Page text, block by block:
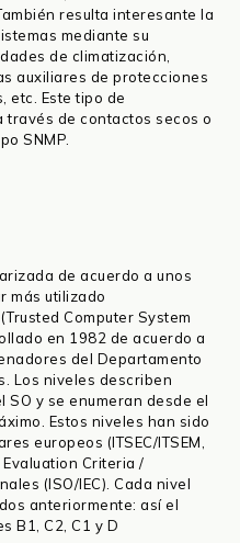
resulta interesante la
mediante su
de climatización,
auxiliares de protecciones
etc. Este tipo de
de contactos secos o
SNMP.
de acuerdo a unos
más utilizado
Computer System
en 1982 de acuerdo a
del Departamento
Los niveles describen
y se enumeran desde el
Estos niveles han sido
europeos (ITSEC/ITSEM,
Criteria /
(ISO/IEC). Cada nivel
anteriormente: así el
B1, C2, C1 y D